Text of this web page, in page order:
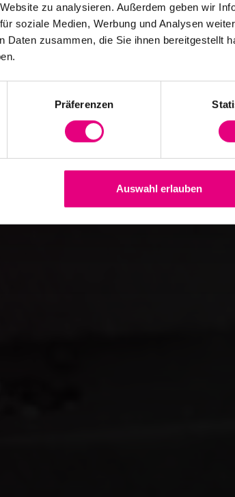
zu analysieren. Außerdem geben wir
soziale Medien, Werbung und Analysen
Daten zusammen, die Sie ihnen bereitgestellt
Präferenzen
Auswahl erlauben